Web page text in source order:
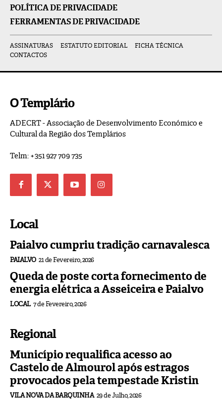
POLÍTICA DE PRIVACIDADE
FERRAMENTAS DE PRIVACIDADE
ASSINATURAS ESTATUTO EDITORIAL
FICHA TÉCNICA
CONTACTOS
O Templário
ADECRT - Associação de Desenvolvimento Económico e
Cultural da Região dos Templários
Telm: +351 927 709 735
Local
Paialvo cumpriu tradição carnavalesca
PAIALVO 21 de Fevereiro, 2026
Queda de poste corta fornecimento de
energia elétrica a Asseiceira e Paialvo
LOCAL 7 de Fevereiro, 2026
Regional
Município requalifica acesso ao
Castelo de Almourol após estragos
provocados pela tempestade Kristin
VILA NOVA DA BARQUINHA 29 de Julho, 2026